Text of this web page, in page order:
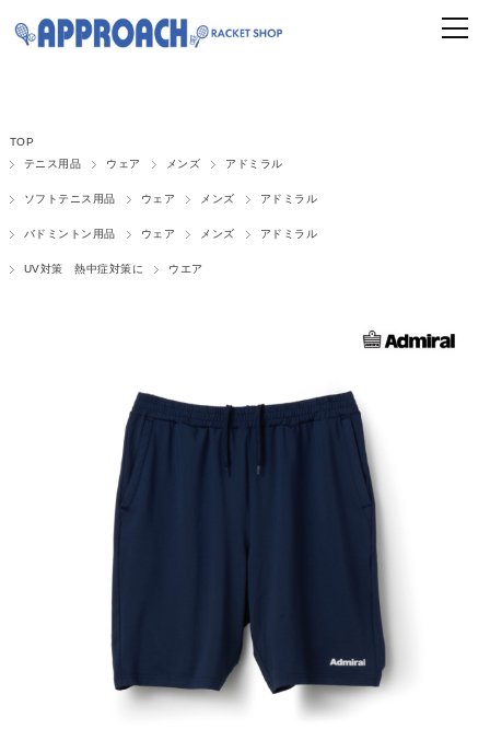
TOP
テニス用品
ウェア メンズ アドミラル
ソフトテニス用品 ウェア メンズ アドミラル
バドミントン用品 ウェア メンズ アドミラル
UV対策 熱中症対策に ウエア